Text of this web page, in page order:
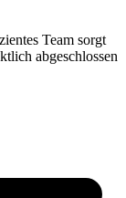
Team sorgt
abgeschlossen